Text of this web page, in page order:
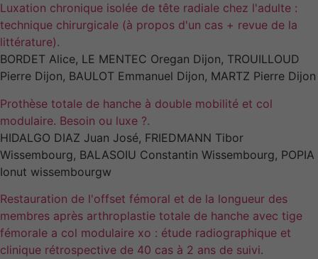
Luxation chronique isolée de tête radiale chez l'adulte :
technique chirurgicale (à propos d'un cas + revue de la
littérature).
BORDET Alice, LE MENTEC Oregan Dijon, TROUILLOUD
Pierre Dijon, BAULOT Emmanuel Dijon, MARTZ Pierre Dijon
Prothèse totale de hanche à double mobilité et col
modulaire. Besoin ou luxe ?.
HIDALGO DIAZ Juan José, FRIEDMANN Tibor
Wissembourg, BALASOIU Constantin Wissembourg, POPIA
Ionut wissembourgw
Restauration de l'offset fémoral et de la longueur des
membres après arthroplastie totale de hanche avec tige
fémorale a col modulaire xo : étude radiographique et
clinique rétrospective de 40 cas à 2 ans de suivi.